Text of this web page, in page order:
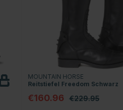
MOUNTAIN HORSE
Reitstiefel Freedom Schwarz
€160.96 €229.95